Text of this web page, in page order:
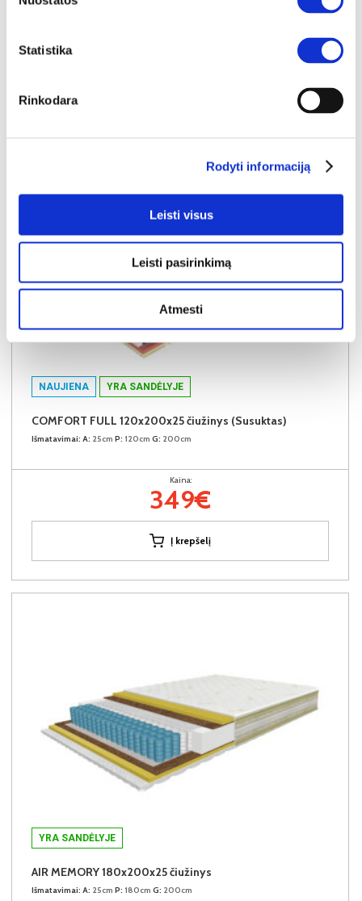
Statistika
Rinkodara
Rodyti informaciją
Leisti visus
Leisti pasirinkimą
Atmesti
NAUJIENA YRA SANDĖLYJE
COMFORT FULL 120x200x25 čiužinys (Susuktas)
Išmatavimai: A: 25cm P: 120cm G: 200cm
Kaina:
349€
Į krepšelį
YRA SANDĖLYJE
AIR MEMORY 180x200x25 čiužinys
Išmatavimai: A: 25cm P: 180cm G: 200cm